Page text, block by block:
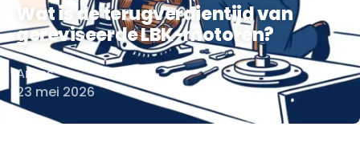
Wat is de terugverdientijd van
gereviseerde LBK-motoren?
Door
Antes
23 mei 2026